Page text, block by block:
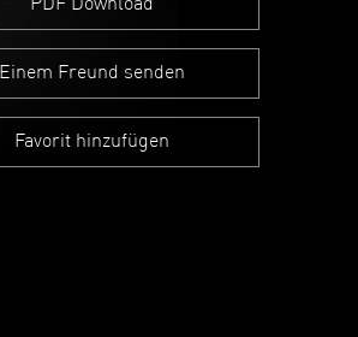
PDF Download
Einem Freund senden
Favorit hinzufügen